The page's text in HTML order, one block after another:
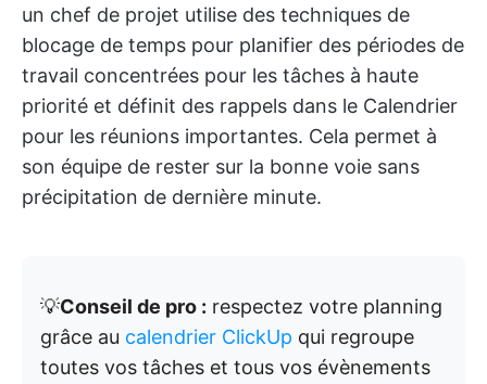
un chef de projet utilise des techniques de
blocage de temps pour planifier des périodes de
travail concentrées pour les tâches à haute
priorité et définit des rappels dans le Calendrier
pour les réunions importantes. Cela permet à
son équipe de rester sur la bonne voie sans
précipitation de dernière minute.
💡Conseil de pro : respectez votre planning
grâce au calendrier ClickUp qui regroupe
toutes vos tâches et tous vos évènements